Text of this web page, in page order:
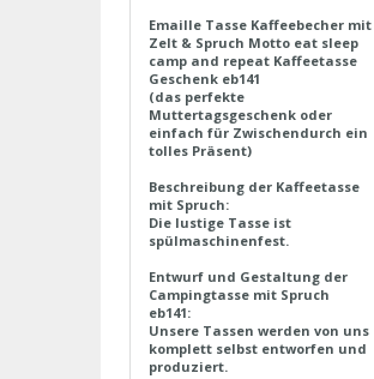
Emaille Tasse Kaffeebecher mit
Zelt & Spruch Motto eat sleep
camp and repeat Kaffeetasse
Geschenk eb141
(das perfekte
Muttertagsgeschenk oder
einfach für Zwischendurch ein
tolles Präsent)
Beschreibung der Kaffeetasse
mit Spruch:
Die lustige Tasse ist
spülmaschinenfest.
Entwurf und Gestaltung der
Campingtasse mit Spruch
eb141:
Unsere Tassen werden von uns
komplett selbst entworfen und
produziert.